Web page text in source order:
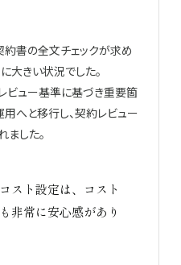
書の全文チェックが求め
大きい状況でした。
ビュー基準に基づき重要箇
へと移行し、契約レビュー
した。
スト設定は、コスト
非常に安心感があり